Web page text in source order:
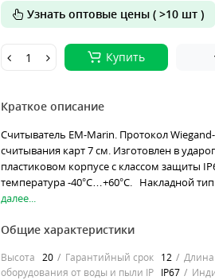
Узнать оптовые цены ( >10 шт )
Купить
Краткое описание
Считыватель EM-Marin. Протокол
считывания карт 7 см. Изготовлен в
пластиковом корпусе с классом защиты
температура -40°С…+60°С. Накладной тип
далее...
Общие характеристики
Высота 20 Гарантийный срок 12 Длина
оборудования от воды и пыли IP
IP67